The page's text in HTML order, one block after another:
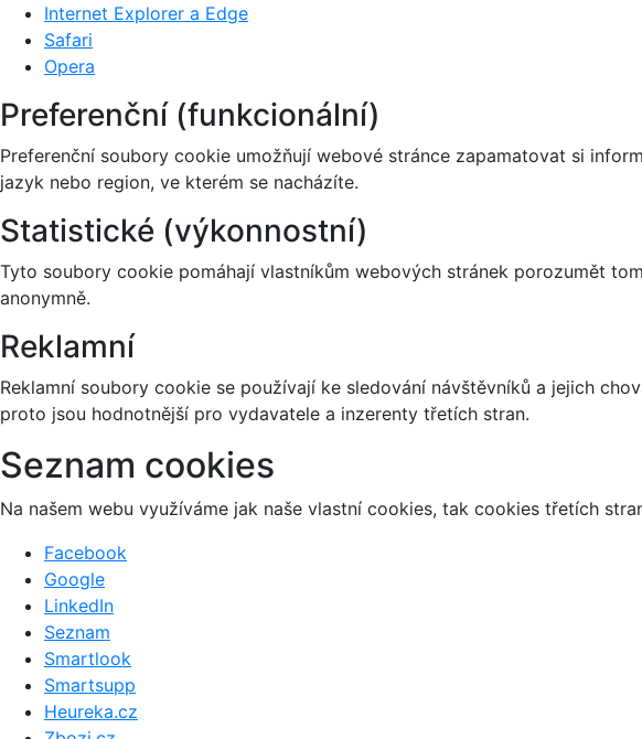
Internet Explorer a Edge
Safari
Opera
Preferenční (funkcionální)
Preferenční soubory cookie umožňují webové stránce zapamatovat si
jazyk nebo region, ve kterém se nacházíte.
Statistické (výkonnostní)
Tyto soubory cookie pomáhají vlastníkům webových stránek porozumět
anonymně.
Reklamní
Reklamní soubory cookie se používají ke sledování návštěvníků a jejich
proto jsou hodnotnější pro vydavatele a inzerenty třetích stran.
Seznam cookies
Na našem webu využíváme jak naše vlastní cookies, tak cookies třetích
Facebook
Google
LinkedIn
Seznam
Smartlook
Smartsupp
Heureka.cz